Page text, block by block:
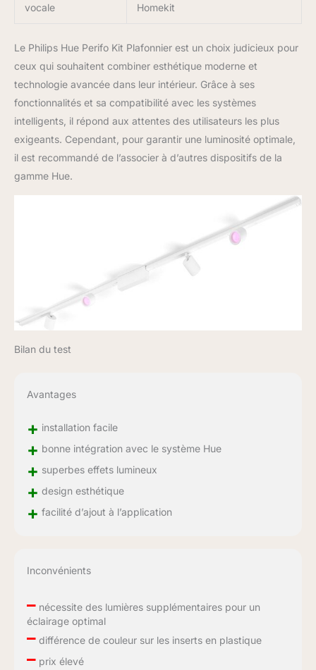
vocale
Homekit
Le Philips Hue Perifo Kit Plafonnier est un choix judicieux pour
ceux qui souhaitent combiner esthétique moderne et
technologie avancée dans leur intérieur. Grâce à ses
fonctionnalités et sa compatibilité avec les systèmes
intelligents, il répond aux attentes des utilisateurs les plus
exigeants. Cependant, pour garantir une luminosité optimale,
il est recommandé de l’associer à d’autres dispositifs de la
gamme Hue.
Bilan du test
Avantages
+ installation facile
+ bonne intégration avec le système Hue
+ superbes effets lumineux
+ design esthétique
+ facilité d’ajout à l’application
Inconvénients
–nécessite des lumières supplémentaires pour un
éclairage optimal
–différence de couleur sur les inserts en plastique
–prix élevé